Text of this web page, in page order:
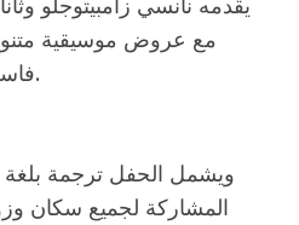
يقدمه نانسي زامبيتوجلو
مع عروض موسيقية
فاسولي وفرقة أثينا بيغ باند.
ويشمل الحفل ترجمة بلغة
المشاركة لجميع سكان